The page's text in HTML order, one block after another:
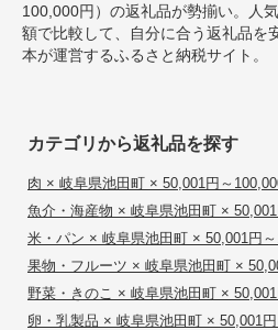
100,000円）の返礼品が勢揃い。人
額で比較して、自分に合う返礼品を
本が運営するふるさと納税サイト。
カテゴリから返礼品を探す
肉 × 岐阜県池田町 × 50,001円～
魚介・海産物 × 岐阜県池田町 ×
米・パン × 岐阜県池田町 × 50,001円
果物・フルーツ × 岐阜県池田町 ×
野菜・きのこ × 岐阜県池田町 ×
卵・乳製品 × 岐阜県池田町 × 50,001